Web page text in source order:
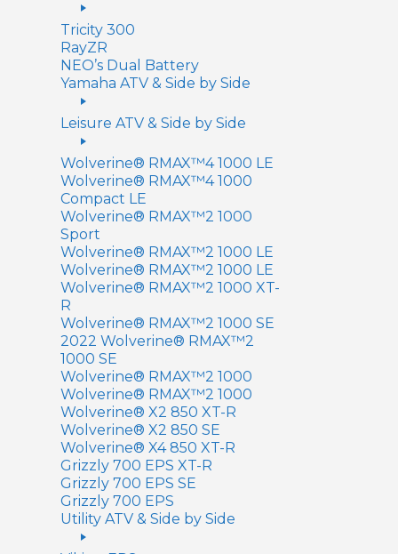
Tricity 300
RayZR
NEO’s Dual Battery
Yamaha ATV & Side by Side
Leisure ATV & Side by Side
Wolverine® RMAX™4 1000 LE
Wolverine® RMAX™4 1000
Compact LE
Wolverine® RMAX™2 1000
Sport
Wolverine® RMAX™2 1000 LE
Wolverine® RMAX™2 1000 LE
Wolverine® RMAX™2 1000 XT-
R
Wolverine® RMAX™2 1000 SE
2022 Wolverine® RMAX™2
1000 SE
Wolverine® RMAX™2 1000
Wolverine® RMAX™2 1000
Wolverine® X2 850 XT-R
Wolverine® X2 850 SE
Wolverine® X4 850 XT-R
Grizzly 700 EPS XT-R
Grizzly 700 EPS SE
Grizzly 700 EPS
Utility ATV & Side by Side